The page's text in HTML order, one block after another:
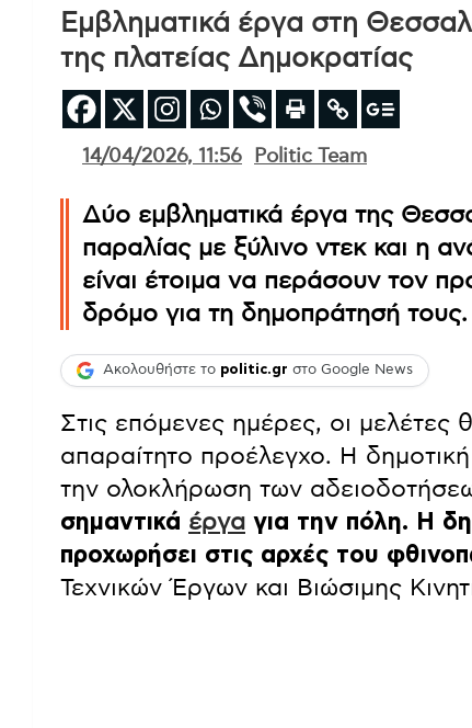
Εμβληματικά έργα στη
της πλατείας Δημοκρατίας
14/04/2026, 11:56 Politic Team
Δύο εμβληματικά έργα της
παραλίας με ξύλινο ντεκ και η
είναι έτοιμα να περάσουν τον
δρόμο για τη δημοπράτησή τους.
Ακολουθήστε το politic.gr στο Google News
Στις επόμενες ημέρες, οι
απαραίτητο προέλεγχο. Η
την ολοκλήρωση των
σημαντικά έργα για την πόλη. Η
προχωρήσει στις αρχές του
Τεχνικών Έργων και Βιώσιμης